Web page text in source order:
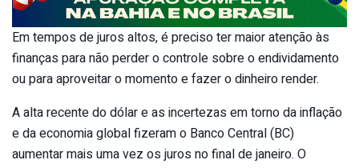
Em tempos de juros altos, é preciso ter maior atenção às
finanças para não perder o controle sobre o endividamento
ou para aproveitar o momento e fazer o dinheiro render.
A alta recente do dólar e as incertezas em torno da inflação
e da economia global fizeram o Banco Central (BC)
aumentar mais uma vez os juros no final de janeiro. O